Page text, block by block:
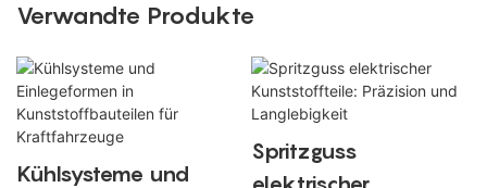
Verwandte Produkte
Kühlsysteme und
Spritzguss